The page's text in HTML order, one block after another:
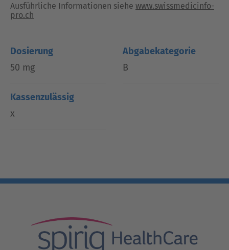
Ausführliche Informationen siehe www.swissmedicinfo-
pro.ch
Dosierung
50 mg
Abgabekategorie
B
Kassenzulässig
x